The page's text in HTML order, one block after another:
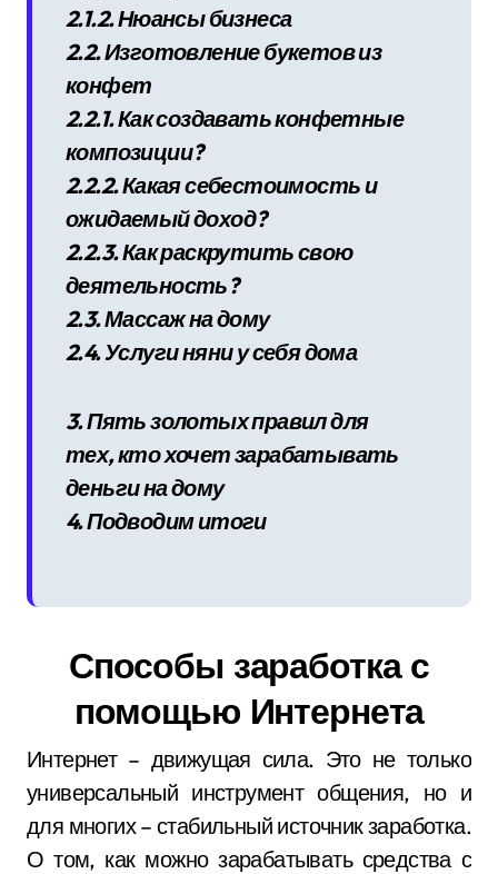
2.1.2. Нюансы бизнеса
2.2. Изготовление букетов из
конфет
2.2.1. Как создавать конфетные
композиции?
2.2.2. Какая себестоимость и
ожидаемый доход?
2.2.3. Как раскрутить свою
деятельность?
2.3. Массаж на дому
2.4. Услуги няни у себя дома
3. Пять золотых правил для
тех, кто хочет зарабатывать
деньги на дому
4. Подводим итоги
Способы заработка с
помощью Интернета
Интернет – движущая сила. Это не только
универсальный инструмент общения, но и
для многих – стабильный источник заработка.
О том, как можно зарабатывать средства с